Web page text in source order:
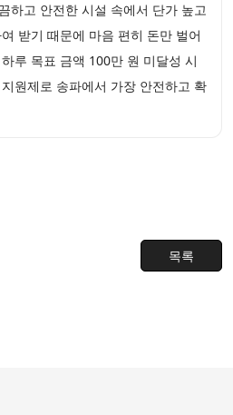
하고 안전한 시설 속에서 단가 높고
받기 때문에 마음 편히 돈만 벌어
루 목표 금액 100만 원 미달성 시
원제로 송파에서 가장 안전하고 확
목록